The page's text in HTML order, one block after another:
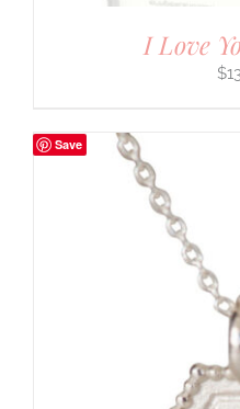
I Love
$
Save